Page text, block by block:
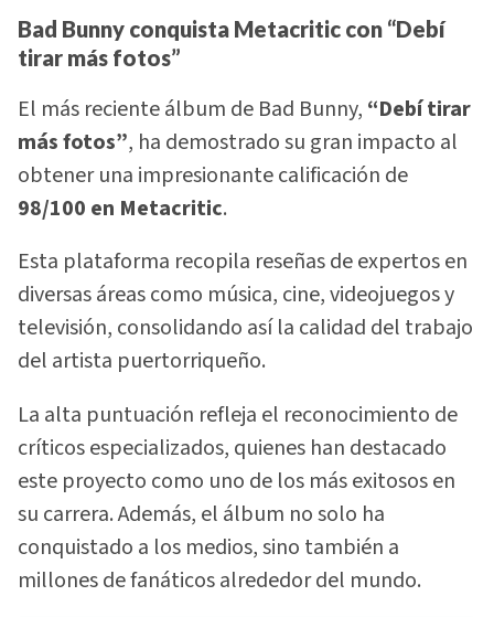
Bad Bunny conquista Metacritic con “Debí
tirar más fotos”
El más reciente álbum de Bad Bunny, “Debí tirar
más fotos”, ha demostrado su gran impacto al
obtener una impresionante calificación de
98/100 en Metacritic.
Esta plataforma recopila reseñas de expertos en
diversas áreas como música, cine, videojuegos y
televisión, consolidando así la calidad del trabajo
del artista puertorriqueño.
La alta puntuación refleja el reconocimiento de
críticos especializados, quienes han destacado
este proyecto como uno de los más exitosos en
su carrera. Además, el álbum no solo ha
conquistado a los medios, sino también a
millones de fanáticos alrededor del mundo.